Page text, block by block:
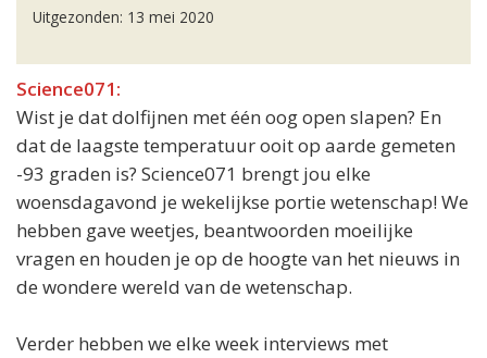
Uitgezonden: 13 mei 2020
Science071:
Wist je dat dolfijnen met één oog open slapen? En
dat de laagste temperatuur ooit op aarde gemeten
-93 graden is? Science071 brengt jou elke
woensdagavond je wekelijkse portie wetenschap! We
hebben gave weetjes, beantwoorden moeilijke
vragen en houden je op de hoogte van het nieuws in
de wondere wereld van de wetenschap.
Verder hebben we elke week interviews met